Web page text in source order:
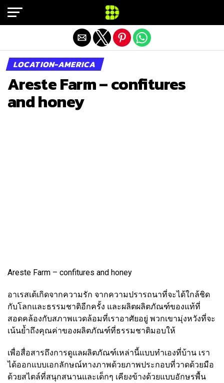
LOCATION-AMERICA
Areste Farm – confitures
and honey
Areste Farm – confitures and honey
อาเรสเต้เกิดจากความรัก จากความปรารถนาที่จะได้ใกล้ชิด
กับโลกและธรรมชาติอีกครั้ง และผลิตผลิตภัณฑ์ของแท้ที่
สอดคล้องกับสภาพแวดล้อมที่เราอาศัยอยู่ พวกเขามุ่งหวังที่จะ
เน้นย้ำถึงคุณค่าของผลิตภัณฑ์ที่ธรรมชาติมอบให้
เพื่อสื่อสารถึงการดูแลผลิตภัณฑ์เหล่านี้แบบทำเองที่บ้าน เรา
ได้ออกแบบเอกลักษณ์ทางภาพด้วยภาพประกอบที่วาดด้วยมือ
ด้วยสไตล์ที่สนุกสนานและเด็กๆ เคียงข้างด้วยแบบอักษรพื้น
Exit mobile version